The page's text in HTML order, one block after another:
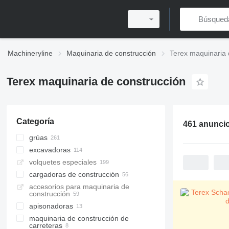
Machineryline Maquinaria de construcción Terex maquinaria
Terex maquinaria de construcción
Categoría
grúas
grúas todo terreno
grúas móviles
grúas torres
grúas sobre orugas
grúas torre automontables
grúas autocargantes
excavadoras
excavadoras de ruedas
retroexcavadoras
manipuladores de materiales
miniexcavadoras
excavadoras de cadenas
excavadoras rail
volquetes especiales
minivolquetes
volquetes articulados
volquetes rígidos
cargadoras de construcción
cargadoras de ruedas
cargadoras multifuncionales
cargadoras telescópicas
cargadoras de ruedas telescópicas
accesorios para maquinaria de
construcción
apisonadoras
compactadores manuales
maquinaria de construcción de
carreteras
461